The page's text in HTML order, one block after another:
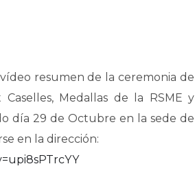
resumen de la ceremonia de
Medallas de la RSME y
día 29 de Octubre en la sede de
en la dirección: